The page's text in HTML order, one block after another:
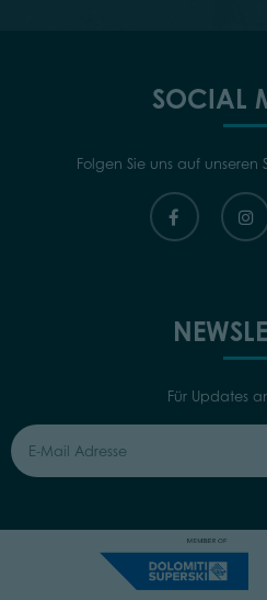
SOCIAL
Folgen Sie uns auf
Für Updates